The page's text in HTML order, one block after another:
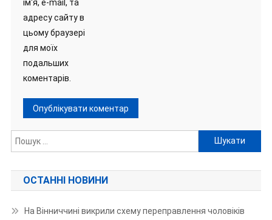
ім'я, e-mail, та
адресу сайту в
цьому браузері
для моїх
подальших
коментарів.
Пошук:
ОСТАННІ НОВИНИ
На Вінниччині викрили схему переправлення чоловіків